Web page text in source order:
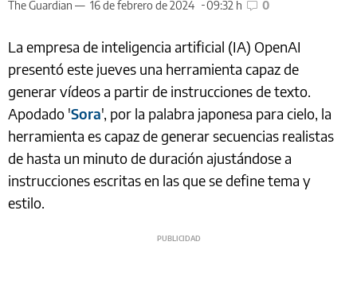
The Guardian — 16 de febrero de 2024 09:32 h 0
La empresa de inteligencia artificial (IA) OpenAI
presentó este jueves una herramienta capaz de
generar vídeos a partir de instrucciones de texto.
Apodado 'Sora', por la palabra japonesa para cielo, la
herramienta es capaz de generar secuencias realistas
de hasta un minuto de duración ajustándose a
instrucciones escritas en las que se define tema y
estilo.